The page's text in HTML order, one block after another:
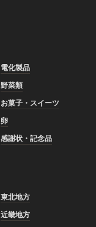
電化製品
野菜類
お菓子・スイーツ
卵
感謝状・記念品
東北地方
近畿地方